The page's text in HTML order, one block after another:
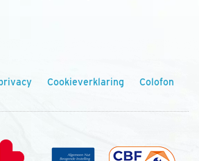
Cookieverklaring Colofon